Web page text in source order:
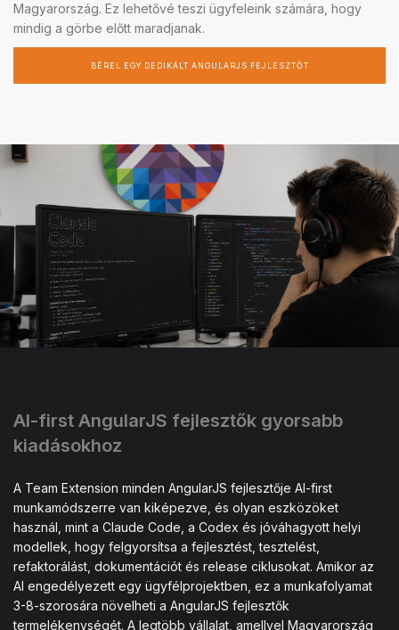
Magyarország. Ez lehetővé teszi ügyfeleink számára, hogy
mindig a görbe előtt maradjanak.
BÉREL EGY DEDIKÁLT ANGULARJS FEJLESZTŐT
AI-first AngularJS fejlesztők gyorsabb
kiadásokhoz
A Team Extension minden AngularJS fejlesztője AI-first
munkamódszerre van kiképezve, és olyan eszközöket
használ, mint a Claude Code, a Codex és jóváhagyott helyi
modellek, hogy felgyorsítsa a fejlesztést, tesztelést,
refaktorálást, dokumentációt és release ciklusokat. Amikor az
AI engedélyezett egy ügyfélprojektben, ez a munkafolyamat
3-8-szorosára növelheti a AngularJS fejlesztők
termelékenységét. A legtöbb vállalat, amellyel Magyarország